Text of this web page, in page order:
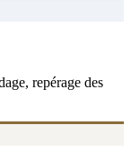
repérage des